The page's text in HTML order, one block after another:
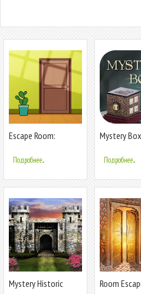
Escape Room:
Подробнее...
Mystery
Подробнее...
Mystery Historic
Room